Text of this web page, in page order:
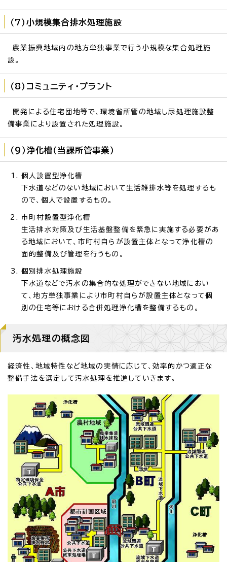
（7）小規模集合排水処理施設
農業振興地域内の地方単独事業で行う小規模な集合処理施
設。
（8）コミュニティ・プラント
開発による住宅団地等で、環境省所管の地域し尿処理施設整
備事業により設置された処理施設。
（9）浄化槽（当課所管事業）
個人設置型浄化槽
下水道などのない地域において生活雑排水等を処理するも
ので、個人で設置するもの。
市町村設置型浄化槽
生活排水対策及び生活基盤整備を緊急に実施する必要があ
る地域において、市町村自らが設置主体となって浄化槽の
面的整備及び管理を行うもの。
個別排水処理施設
下水道などで汚水の集合的な処理ができない地域におい
て、地方単独事業により市町村自らが設置主体となって個
別の住宅等における合併処理浄化槽を整備するもの。
汚水処理の概念図
経済性、地域特性など地域の実情に応じて、効率的かつ適正な
整備手法を選定して汚水処理を推進していきます。